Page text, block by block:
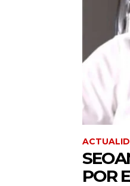
POR